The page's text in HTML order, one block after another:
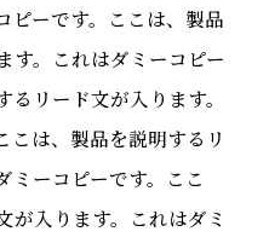
ピーです。ここは、製品
す。これはダミーコピー
リード文が入ります。
こは、製品を説明するリ
ミーコピーです。ここ
が入ります。これはダミ